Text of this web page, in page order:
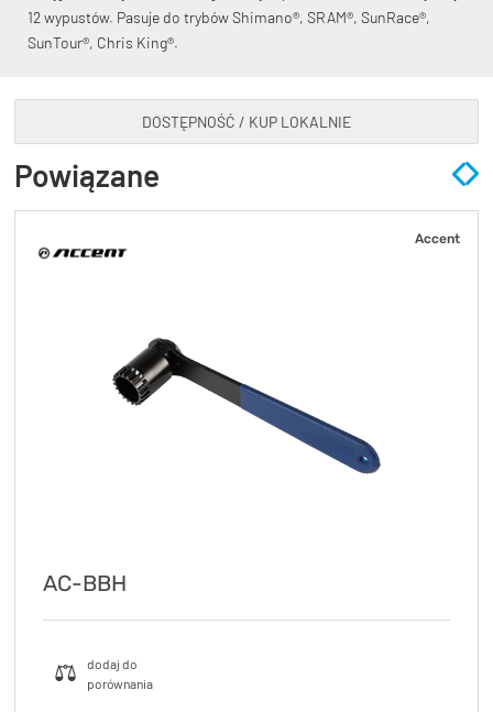
KryptoFlex Key Cable
12 wypustów. Pasuje do trybów Shimano®, SRAM®, SunRace®,
SunTour®, Chris King®.
DOSTĘPNOŚĆ / KUP LOKALNIE
Powiązane
Accent
AC-BBH